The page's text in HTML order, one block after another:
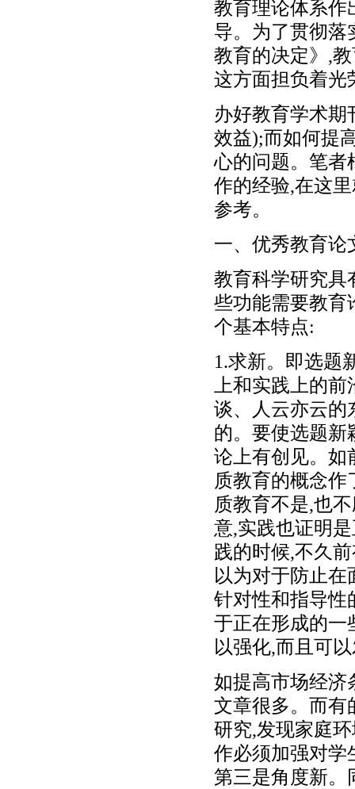
教育理论体系作
导。为了贯彻落
教育的决定》,
这方面担负着光
办好教育学术
效益);而如何提
心的问题。笔者
作的经验,在这
参考。
一、优秀教育论
教育科学研究具
些功能需要教育
个基本特点:
1.求新。即选题
上和实践上的
谈、人云亦云的
的。要使选题新
论上有创见。如
质教育的概念
质教育不是,也
意,实践也证明
践的时候,不久
以为对于防止
针对性和指导性
于正在形成的一
以强化,而且可
如提高市场经济
文章很多。而有
研究,发现家庭
作必须加强对学
第三是角度新。